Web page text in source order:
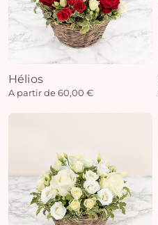
Hélios
A partir de 60,00 €